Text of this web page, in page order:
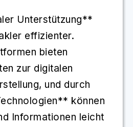
Unterstützung**
effizienter.
bieten
zur digitalen
und durch
können
Informationen leicht